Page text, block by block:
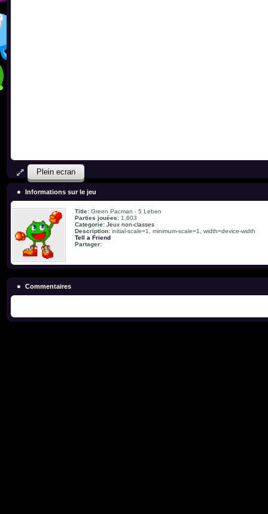
Plein ecran
Informations sur le jeu
Title: Green Pacman - 5 Leben
Parties jouées: 1,603
Categorie: Jeux non-classes
Description: initial-scale=1, minimum-scale=1, width=device-width
Tell a Friend
Partager:
Commentaires